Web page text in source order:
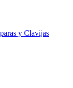
y Clavijas